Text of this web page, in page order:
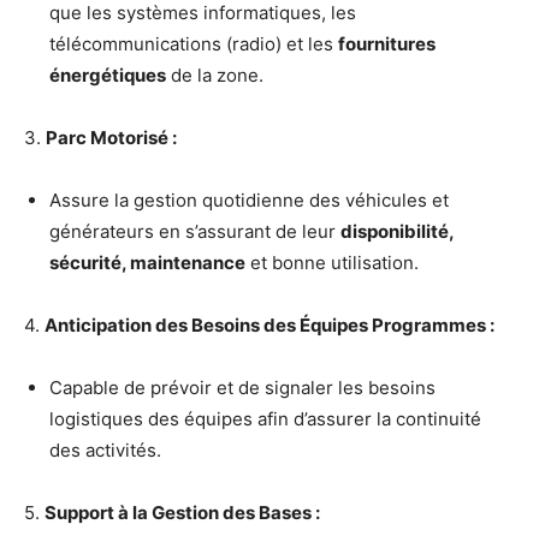
que les systèmes informatiques, les
télécommunications (radio) et les fournitures
énergétiques de la zone.
3. Parc Motorisé :
Assure la gestion quotidienne des véhicules et
générateurs en s’assurant de leur disponibilité,
sécurité, maintenance et bonne utilisation.
4. Anticipation des Besoins des Équipes Programmes :
Capable de prévoir et de signaler les besoins
logistiques des équipes afin d’assurer la continuité
des activités.
5. Support à la Gestion des Bases :